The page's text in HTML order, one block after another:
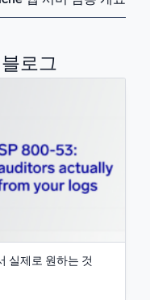
로그
실제로 원하는 것